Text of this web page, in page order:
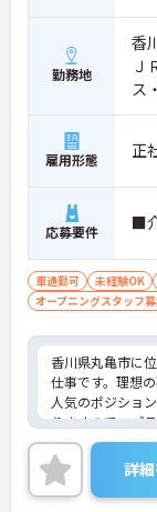
勤務地
香
Ｊ
ス
雇用形態 正
応募要件 ■
車通勤可 未経験OK
オープニングスタッフ
香川県丸亀市に
仕事です。理想
人気のポジショ
りますので、プ
ークライフバラ
ご興味のある方
に詳細をお話し
い！
詳